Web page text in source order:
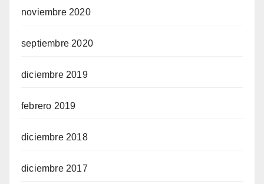
noviembre 2020
septiembre 2020
diciembre 2019
febrero 2019
diciembre 2018
diciembre 2017